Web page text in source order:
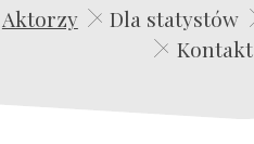
Aktorzy Dla statystów
Kontakt